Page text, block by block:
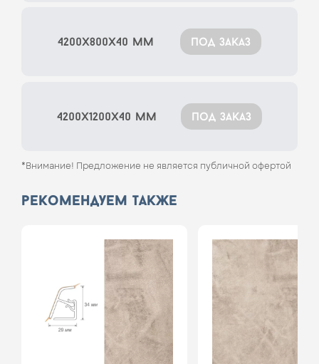
4200x800x40 мм под заказ
4200x1200x40 мм под заказ
*Внимание! Предложение не является публичной офертой
рекомендуем также